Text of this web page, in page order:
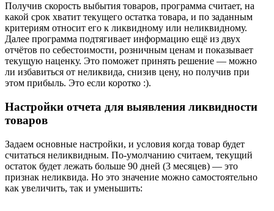
Получив скорость выбытия товаров, программа считает, на
какой срок хватит текущего остатка товара, и по заданным
критериям относит его к ликвидному или неликвидному.
Далее программа подтягивает информацию ещё из двух
отчётов по себестоимости, розничным ценам и показывает
текущую наценку. Это поможет принять решение — можно
ли избавиться от неликвида, снизив цену, но получив при
этом прибыль. Это если коротко :).
Настройки отчета для выявления ликвидности
товаров
Задаем основные настройки, и условия когда товар будет
считаться неликвидным. По-умолчанию считаем, текущий
остаток будет лежать больше 90 дней (3 месяцев) — это
признак неликвида. Но это значение можно самостоятельно
как увеличить, так и уменьшить: